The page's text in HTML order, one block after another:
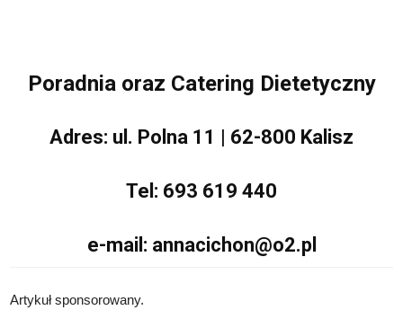
Poradnia oraz Catering Dietetyczny
Adres: ul. Polna 11 | 62-800 Kalisz
Tel: 693 619 440
e-mail: annacichon@o2.pl
Artykuł sponsorowany.